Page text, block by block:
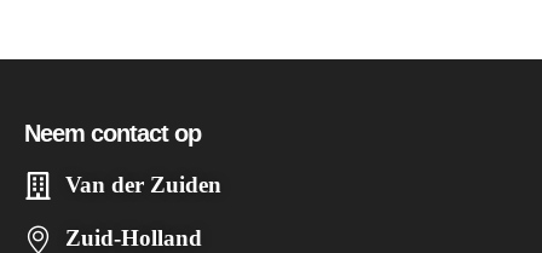
Neem contact op
Van der Zuiden
Zuid-Holland